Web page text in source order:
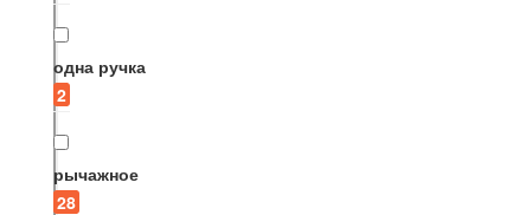
одна ручка
2
рычажное
28